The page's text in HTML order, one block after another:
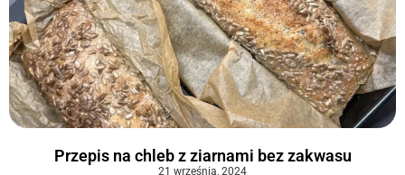
Przepis na chleb z ziarnami bez zakwasu
21 września, 2024